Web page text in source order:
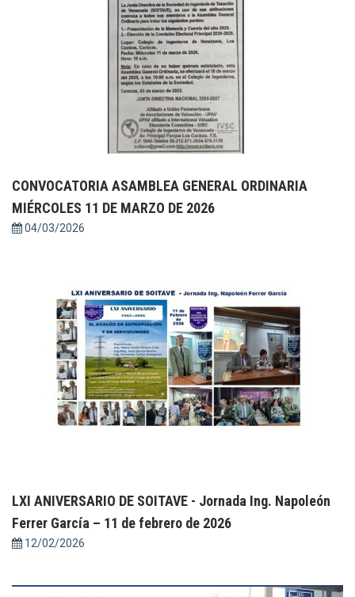
CONVOCATORIA ASAMBLEA GENERAL ORDINARIA
MIÉRCOLES 11 DE MARZO DE 2026
04/03/2026
LXI ANIVERSARIO DE SOITAVE - Jornada Ing. Napoleón
Ferrer García – 11 de febrero de 2026
12/02/2026